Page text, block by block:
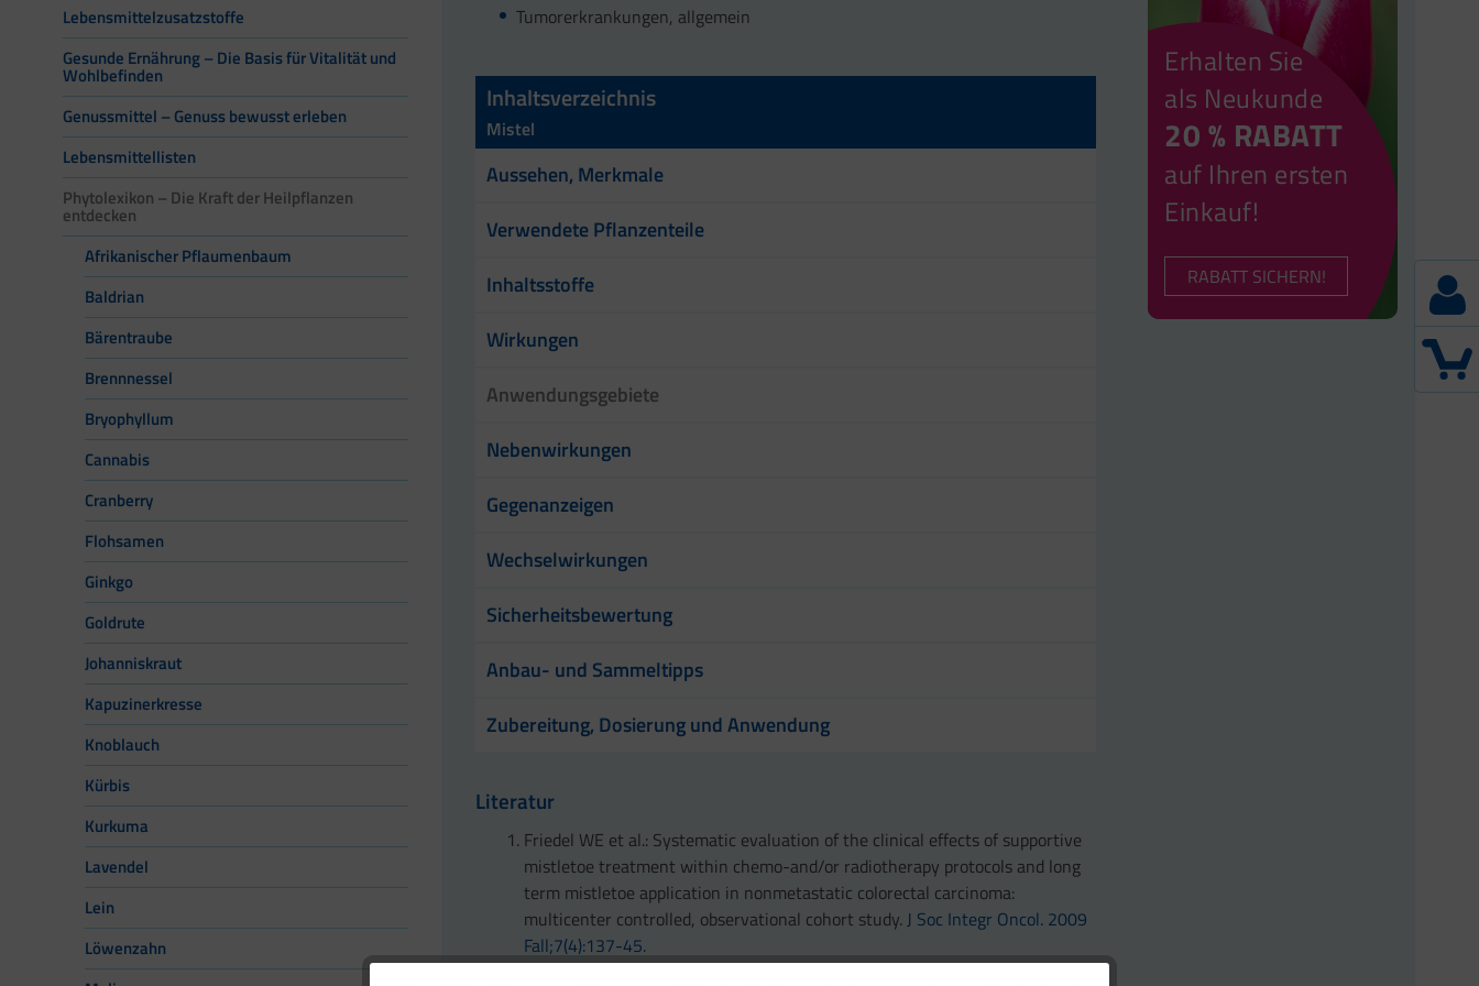
Lebensmittelzusatzstoffe
Gesunde Ernährung – Die Basis für Vitalität und
Wohlbefinden
Genussmittel – Genuss bewusst erleben
Lebensmittellisten
Phytolexikon – Die Kraft der Heilpflanzen
entdecken
Afrikanischer Pflaumenbaum
Baldrian
Bärentraube
Brennnessel
Bryophyllum
Cannabis
Cranberry
Flohsamen
Ginkgo
Goldrute
Johanniskraut
Kapuzinerkresse
Knoblauch
Kürbis
Kurkuma
Lavendel
Lein
Löwenzahn
Tumorerkrankungen, allgemein
Inhaltsverzeichnis
Mistel
Aussehen, Merkmale
Verwendete Pflanzenteile
Inhaltsstoffe
Wirkungen
Anwendungsgebiete
Nebenwirkungen
Gegenanzeigen
Wechselwirkungen
Sicherheitsbewertung
Anbau- und Sammeltipps
Zubereitung, Dosierung und Anwendung
Literatur
Friedel WE et al.: Systematic evaluation of the clinical effects of supportive
mistletoe treatment within chemo-and/or radiotherapy protocols and long
term mistletoe application in nonmetastatic colorectal carcinoma:
multicenter controlled, observational cohort study.J Soc Integr Oncol. 2009
Fall;7(4):137-45.
Erhalten Sie
als Neukunde
20 % RABATT
auf Ihren ersten
Einkauf!
RABATT SICHERN!